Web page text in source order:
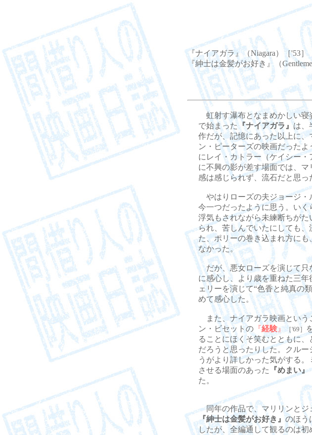
『ナイアガラ』（Niagara）［'53］
『紳士は金髪がお好き』（
虹射す瀑布となまめかしい寝
で始まった『ナイアガラ』は、
作だが、記憶にあった以上に
ン・ピーターズの映画だった
にレイ・カトラー（ケイシー
に不興の影が差す場面では、
感は感じられず、流石だと思っ
やはりローズの夫ジョージ・
今一つだったように思う。いく
浮気もされながら未練断ちが
られ、苦しんでいたにしても
た、ポリーの巻き込まれ方に
なかった。
だが、悪女ローズを演じて只
に感心し、より歳を重ねた三年
ェリーを演じて“色香と純真の
めて感心した。
また、ナイアガラ映画という
ン・ビセットの 『経験』 ［'69］
ることにほくそ笑むとともに
だろうと思ったりした。クル
うがより詳しかった気がする
させる場面のあった
『めまい』
た。
同年の作品で、マリリンとジ
『紳士は金髪がお好き』 のほう
したが、全編通して観るのは